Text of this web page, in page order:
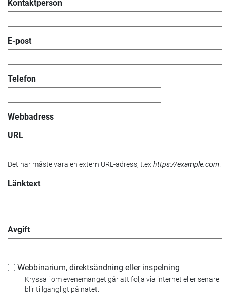
Kontaktperson
E-post
Telefon
Webbadress
URL
Det här måste vara en extern URL-adress, t.ex https://example.com
Länktext
Avgift
Webbinarium, direktsändning eller inspelning
Kryssa i om evenemanget går att följa via internet eller senare
blir tillgängligt på nätet.